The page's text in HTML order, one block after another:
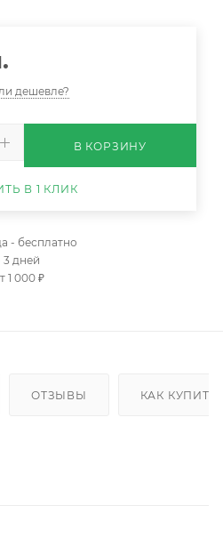
дешевле?
В КОРЗИНУ
В 1 КЛИК
- бесплатно
3 дней
1 000 ₽
ОТЗЫВЫ КАК КУПИТЬ